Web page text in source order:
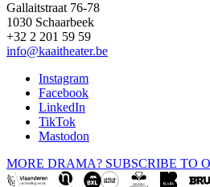
Gallaitstraat 76-78
1030 Schaarbeek
+32 2 201 59 59
info@kaaitheater.be
Instagram
Facebook
LinkedIn
TikTok
Mastodon
MORE DRAMA? SUBSCRIBE TO